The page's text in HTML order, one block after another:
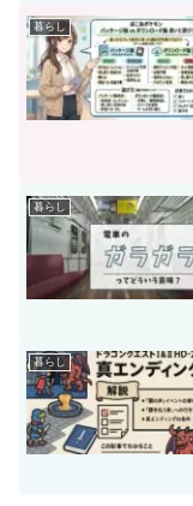
暮らし
暮らし
暮らし